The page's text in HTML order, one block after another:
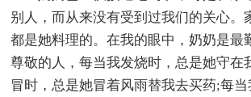
别人，而从来没有受到过我们的关心。
都是她料理的。在我的眼中，奶奶是最
尊敬的人，每当我发烧时，总是她守在
冒时，总是她冒着风雨替我去买药;每